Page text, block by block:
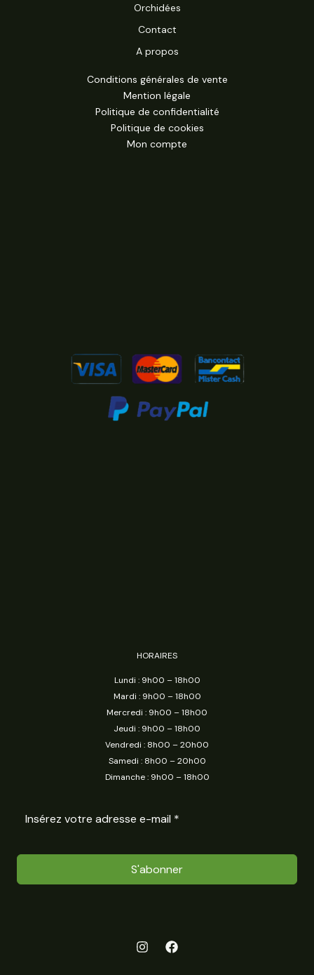
Orchidées
Contact
A propos
Conditions générales de vente
Mention légale
Politique de confidentialité
Politique de cookies
Mon compte
HORAIRES
Lundi : 9h00 – 18h00
Mardi : 9h00 – 18h00
Mercredi : 9h00 – 18h00
Jeudi : 9h00 – 18h00
Vendredi : 8h00 – 20h00
Samedi : 8h00 – 20h00
Dimanche : 9h00 – 18h00
S'abonner